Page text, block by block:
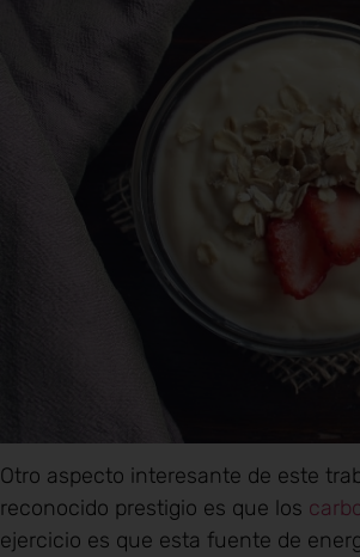
Otro aspecto interesante de este
reconocido prestigio es que los
ejercicio es que esta fuente de